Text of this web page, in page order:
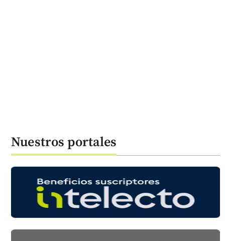
Nuestros portales